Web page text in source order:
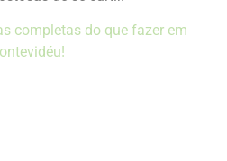
completas do que fazer em